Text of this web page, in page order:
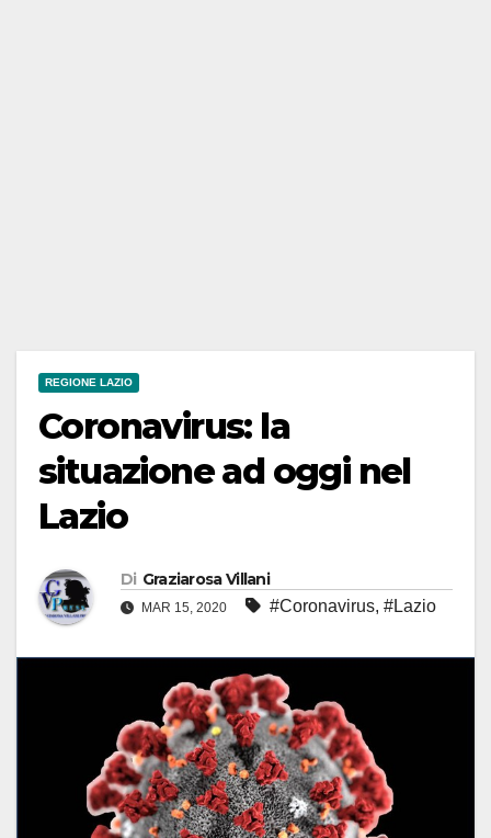
REGIONE LAZIO
Coronavirus: la
situazione ad oggi nel
Lazio
Di Graziarosa Villani
MAR 15, 2020 #Coronavirus, #Lazio